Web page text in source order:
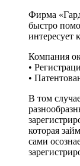
Фирма
быстро
интересует
Компания
•
•
В том
которая
сами